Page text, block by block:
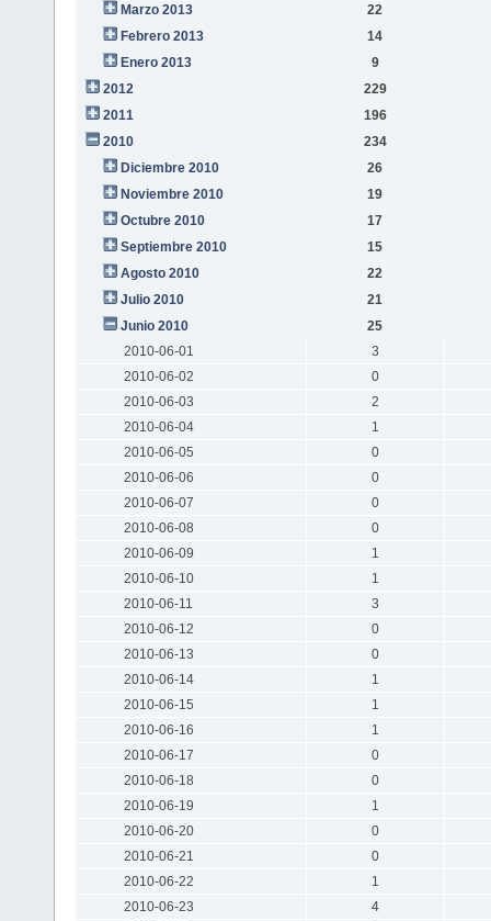
Marzo 2013
22
Febrero 2013
14
Enero 2013
9
2012
229
2011
196
2010
234
Diciembre 2010
26
Noviembre 2010
19
Octubre 2010
17
Septiembre 2010
15
Agosto 2010
22
Julio 2010
21
Junio 2010
25
2010-06-01
3
2010-06-02
0
2010-06-03
2
2010-06-04
1
2010-06-05
0
2010-06-06
0
2010-06-07
0
2010-06-08
0
2010-06-09
1
2010-06-10
1
2010-06-11
3
2010-06-12
0
2010-06-13
0
2010-06-14
1
2010-06-15
1
2010-06-16
1
2010-06-17
0
2010-06-18
0
2010-06-19
1
2010-06-20
0
2010-06-21
0
2010-06-22
1
2010-06-23
4